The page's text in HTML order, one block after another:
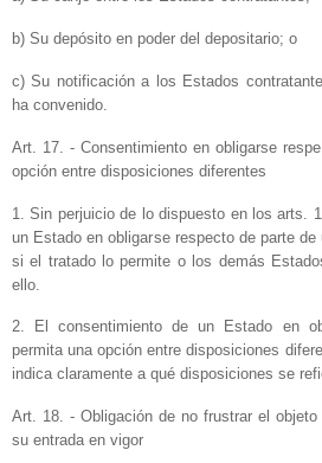
b) Su depósito en poder del depositario; o
c) Su notificación a los Estados
ha convenido.
Art. 17. - Consentimiento en obligarse
opción entre disposiciones diferentes
1. Sin perjuicio de lo dispuesto en los arts.
un Estado en obligarse respecto de parte
si el tratado lo permite o los demás
ello.
2. El consentimiento de un Estado en
permita una opción entre disposiciones
indica claramente a qué disposiciones se
Art. 18. - Obligación de no frustrar el
su entrada en vigor